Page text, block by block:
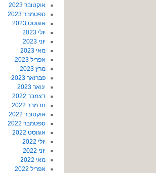
אוקטובר 2023
ספטמבר 2023
אוגוסט 2023
יולי 2023
יוני 2023
מאי 2023
אפריל 2023
מרץ 2023
פברואר 2023
ינואר 2023
דצמבר 2022
נובמבר 2022
אוקטובר 2022
ספטמבר 2022
אוגוסט 2022
יולי 2022
יוני 2022
מאי 2022
אפריל 2022